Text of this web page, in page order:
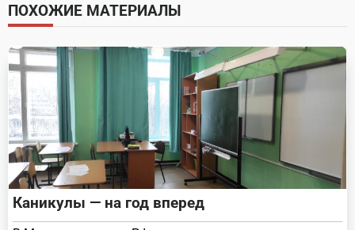
screen-
reader-
text">Page</span>
ПОХОЖИЕ МАТЕРИАЛЫ
Каникулы — на год вперед